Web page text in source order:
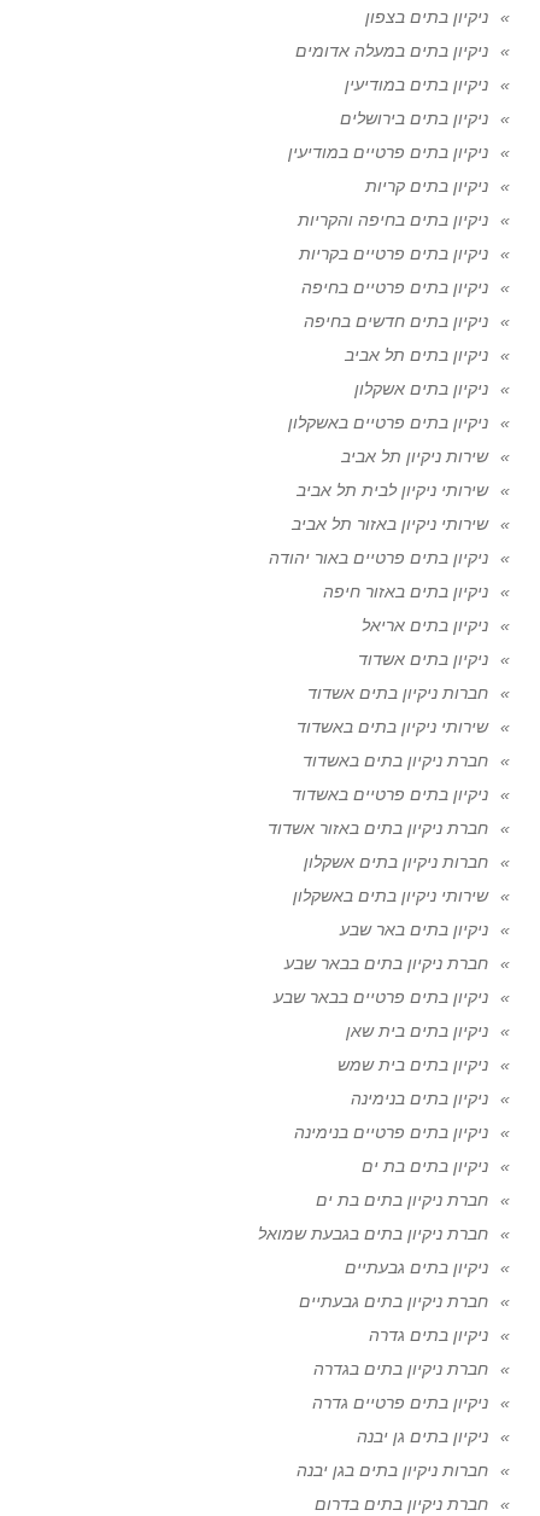
ניקיון בתים בצפון
ניקיון בתים במעלה אדומים
ניקיון בתים במודיעין
ניקיון בתים בירושלים
ניקיון בתים פרטיים במודיעין
ניקיון בתים קריות
ניקיון בתים בחיפה והקריות
ניקיון בתים פרטיים בקריות
ניקיון בתים פרטיים בחיפה
ניקיון בתים חדשים בחיפה
ניקיון בתים תל אביב
ניקיון בתים אשקלון
ניקיון בתים פרטיים באשקלון
שירות ניקיון תל אביב
שירותי ניקיון לבית תל אביב
שירותי ניקיון באזור תל אביב
ניקיון בתים פרטיים באור יהודה
ניקיון בתים באזור חיפה
ניקיון בתים אריאל
ניקיון בתים אשדוד
חברות ניקיון בתים אשדוד
שירותי ניקיון בתים באשדוד
חברת ניקיון בתים באשדוד
ניקיון בתים פרטיים באשדוד
חברת ניקיון בתים באזור אשדוד
חברות ניקיון בתים אשקלון
שירותי ניקיון בתים באשקלון
ניקיון בתים באר שבע
חברת ניקיון בתים בבאר שבע
ניקיון בתים פרטיים בבאר שבע
ניקיון בתים בית שאן
ניקיון בתים בית שמש
ניקיון בתים בנימינה
ניקיון בתים פרטיים בנימינה
ניקיון בתים בת ים
חברת ניקיון בתים בת ים
חברת ניקיון בתים בגבעת שמואל
ניקיון בתים גבעתיים
חברת ניקיון בתים גבעתיים
ניקיון בתים גדרה
חברת ניקיון בתים בגדרה
ניקיון בתים פרטיים גדרה
ניקיון בתים גן יבנה
חברות ניקיון בתים בגן יבנה
חברת ניקיון בתים בדרום